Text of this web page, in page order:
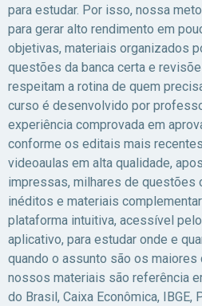
para estudar. Por isso, nossa
para gerar alto rendimento em
objetivas, materiais organizados
questões da banca certa e
respeitam a rotina de quem
curso é desenvolvido por
experiência comprovada em
conforme os editais mais
videoaulas em alta qualidade,
impressas, milhares de questões
inéditos e materiais
plataforma intuitiva, acessível
aplicativo, para estudar onde e
quando o assunto são os maiores
nossos materiais são referência
do Brasil, Caixa Econômica, IBGE,